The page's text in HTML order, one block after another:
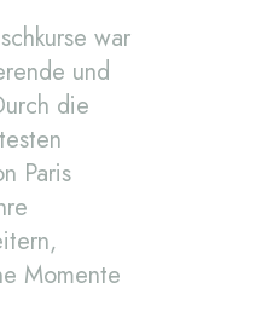
war
und
die
Paris
Momente